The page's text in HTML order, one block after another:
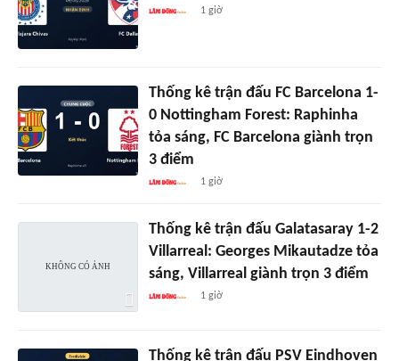
1 giờ
Thống kê trận đấu FC Barcelona 1-
0 Nottingham Forest: Raphinha
tỏa sáng, FC Barcelona giành trọn
3 điểm
1 giờ
Thống kê trận đấu Galatasaray 1-2
Villarreal: Georges Mikautadze tỏa
sáng, Villarreal giành trọn 3 điểm
1 giờ
Thống kê trận đấu PSV Eindhoven